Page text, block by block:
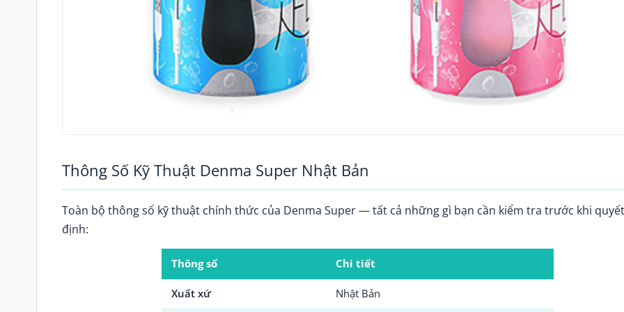
Thông Số Kỹ Thuật Denma Super Nhật Bản
Toàn bộ thông số kỹ thuật chính thức của Denma Super — tất cả những gì bạn cần kiểm tra trước khi quyết
định:
Thông số Chi tiết
Xuất xứ Nhật Bản